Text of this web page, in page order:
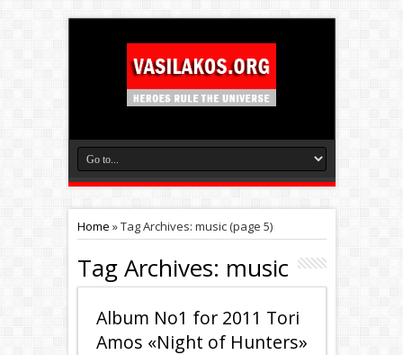
Home »Tag Archives: music(page 5)
Tag Archives: music
Album Νο1 for 2011 Tori
Amos «Night of Hunters»